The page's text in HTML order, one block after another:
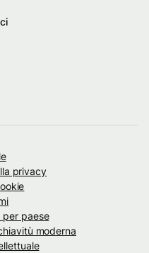
privacy
per paese
moderna